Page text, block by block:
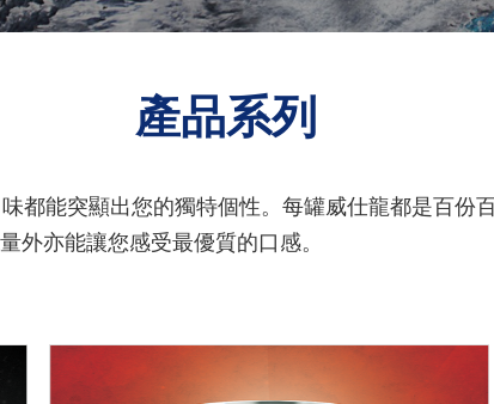
產品系列
都能突顯出您的獨特個性。每罐威仕龍都是百份
外亦能讓您感受最優質的口感。